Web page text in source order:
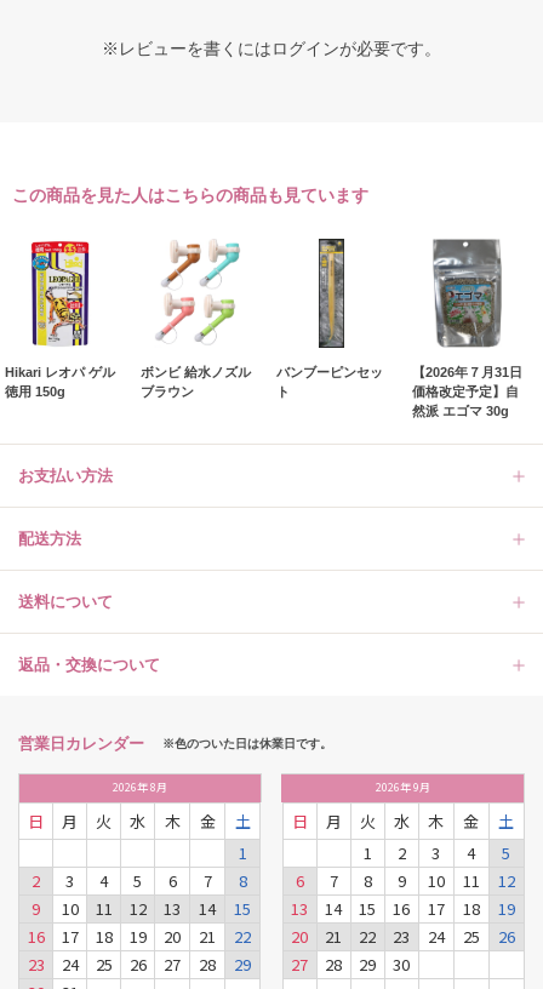
※レビューを書くにはログインが必要です。
この商品を見た人はこちらの商品も見ています
Hikari レオパ ゲル
徳用 150g
ボンビ 給水ノズル
ブラウン
バンブーピンセッ
ト
【2026年７月31日
価格改定予定】自
然派 エゴマ 30g
お支払い方法
配送方法
送料について
返品・交換について
営業日カレンダー ※色のついた日は休業日です。
2026年8月
日 月 火 水 木 金
土
1
2
3 4 5 6 7
8
9
10 11 12 13 14
15
16
17 18 19 20 21
22
23
24 25 26 27 28
29
2026年9月
日 月 火 水 木 金
土
1
2 3 4
5
6
7 8 9 10 11
12
13
14 15 16 17 18
19
20
21 22 23 24 25
26
27
28 29 30